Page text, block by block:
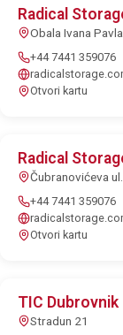
Radical
Obala Ivana
+44 7441 359076
Otvori kartu
Radical
Čubranovićeva
+44 7441 359076
Otvori kartu
TIC Dubrovnik
Stradun 21